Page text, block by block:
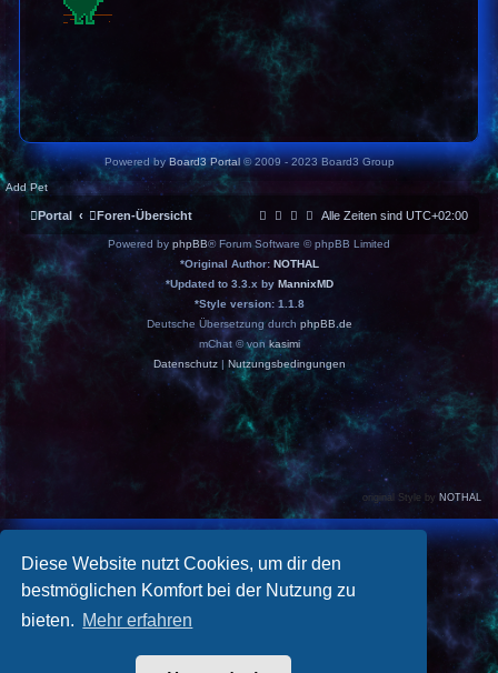
Diese Website nutzt Cookies, um dir den
bestmöglichen Komfort bei der Nutzung zu
bieten. Mehr erfahren
Powered byBoard3 Portal© 2009 - 2023 Board3 Group
Add Pet
Portal Foren-Übersicht Alle Zeiten sind UTC+02:00
Powered by phpBB® Forum Software © phpBB Limited
*Original Author: NOTHAL
*Updated to 3.3.x by MannixMD
*Style version: 1.1.8
Deutsche Übersetzung durch phpBB.de
mChat © von kasimi
Datenschutz| Nutzungsbedingungen
original Style by NOTHAL
Benutzername:
Passwort: